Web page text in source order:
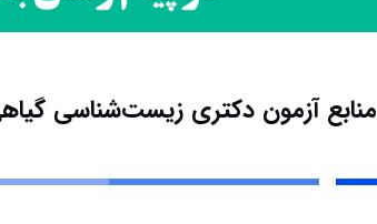
منابع آزمون دکتری زیست‌شناسی